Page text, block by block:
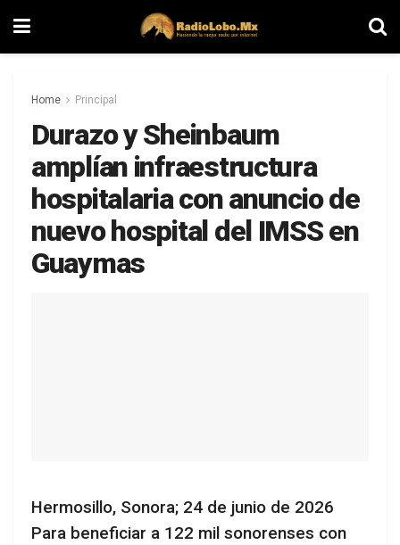
Home Principal
Durazo y Sheinbaum
amplían infraestructura
hospitalaria con anuncio de
nuevo hospital del IMSS en
Guaymas
Hermosillo, Sonora; 24 de junio de 2026
Para beneficiar a 122 mil sonorenses con